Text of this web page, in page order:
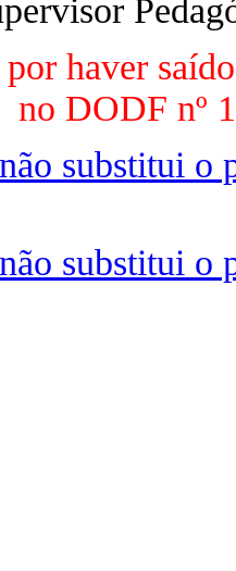
haver
no DODF nº
substitui o
substitui o